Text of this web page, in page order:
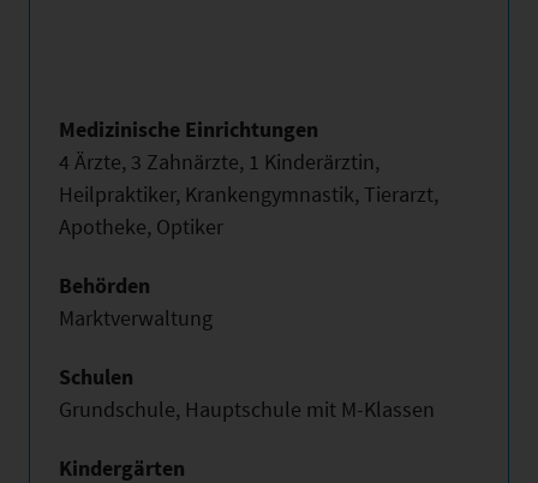
Medizinische Einrichtungen
4 Ärzte, 3 Zahnärzte, 1 Kinderärztin,
Heilpraktiker, Krankengymnastik, Tierarzt,
Apotheke, Optiker
Behörden
Marktverwaltung
Schulen
Grundschule, Hauptschule mit M-Klassen
Kindergärten